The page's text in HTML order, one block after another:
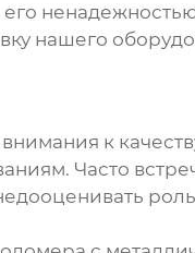
нашего
к
Часто